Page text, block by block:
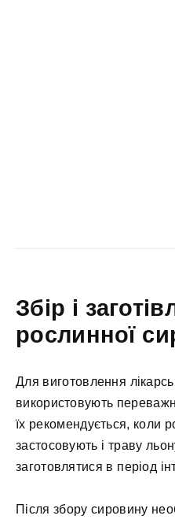
Збір і
рослинної
Для виготовлення
використовують
їх рекомендується, коли
застосовують і траву
заготовлятися в період
Після збору сировину